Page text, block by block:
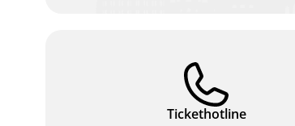
Tickethotline